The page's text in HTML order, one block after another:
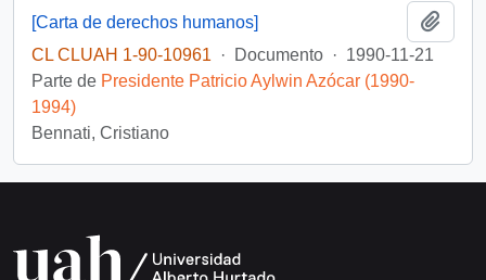
[Carta de derechos humanos]
CL CLUAH 1-90-10961
· Documento · 1990-11-21
Parte de Presidente Patricio Aylwin Azócar (1990-
1994)
Bennati, Cristiano